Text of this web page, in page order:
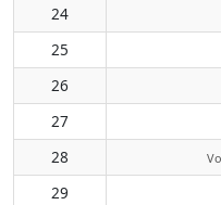
24
25
26
27
28
29